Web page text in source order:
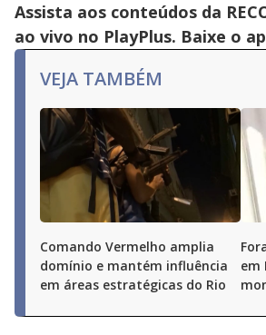
Assista aos conteúdos da
ao vivo no PlayPlus. Baixe o
VEJA TAMBÉM
Comando Vermelho amplia
domínio e mantém influência
em áreas estratégicas do Rio
em